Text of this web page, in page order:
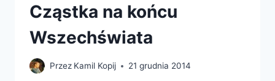
Cząstka na końcu
Wszechświata
Przez Kamil Kopij 21 grudnia 2014